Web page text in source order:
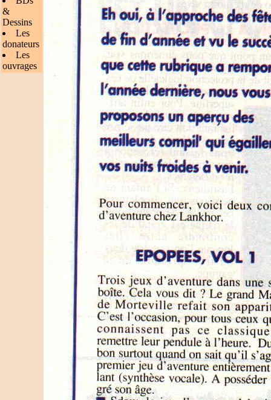
&
Dessins
Les
donateurs
Les
ouvrages